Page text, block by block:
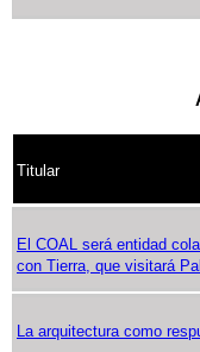
Titular
El COAL será entidad
con Tierra, que visitará
La arquitectura como